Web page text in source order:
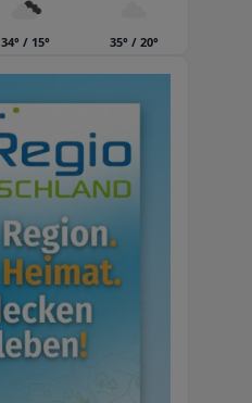
34° / 15° 35° / 20°